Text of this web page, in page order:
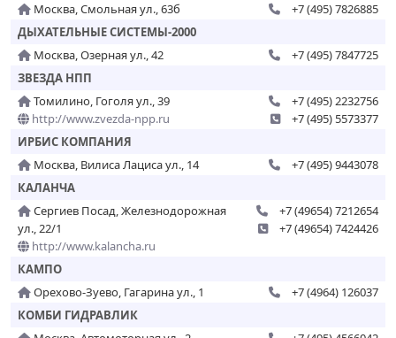
Москва, Смольная ул., 63б
+7 (495) 7826885
ДЫХАТЕЛЬНЫЕ СИСТЕМЫ-2000
Москва, Озерная ул., 42
+7 (495) 7847725
ЗВЕЗДА НПП
Томилино, Гоголя ул., 39
http://www.zvezda-npp.ru
+7 (495) 2232756
+7 (495) 5573377
ИРБИС КОМПАНИЯ
Москва, Вилиса Лациса ул., 14
+7 (495) 9443078
КАЛАНЧА
Сергиев Посад, Железнодорожная
ул., 22/1
http://www.kalancha.ru
+7 (49654) 7212654
+7 (49654) 7424426
КАМПО
Орехово-Зуево, Гагарина ул., 1
+7 (4964) 126037
КОМБИ ГИДРАВЛИК